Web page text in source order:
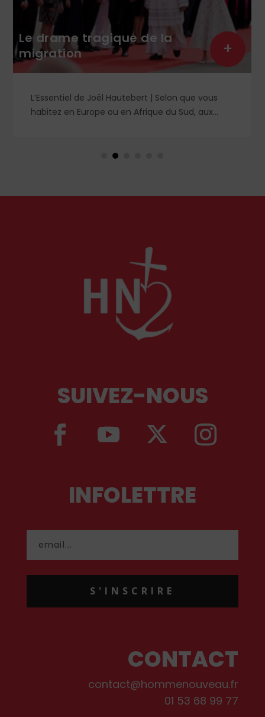
Le drame tragique de la
migration
L’Essentiel de Joël Hautebert | Selon que vous
habitez en Europe ou en Afrique du Sud, aux
événements aux Pays-Bas ou en Irlande
comme l'a rappelé Léon XIV récemment.
+
SUIVEZ-NOUS
INFOLETTRE
S'INSCRIRE
CONTACT
contact@hommenouveau.fr
01 53 68 99 77